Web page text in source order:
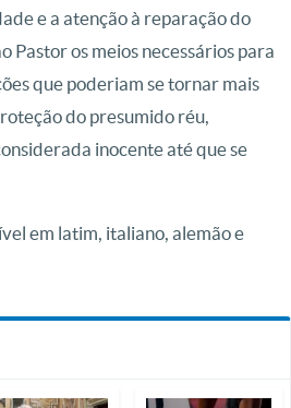
e a atenção à reparação do
Pastor os meios necessários para
que poderiam se tornar mais
do presumido réu,
inocente até que se
em latim, italiano, alemão e